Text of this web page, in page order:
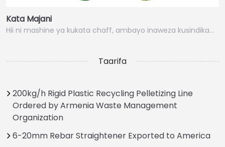
Kata Majani
Hii ni mashine ya kukata chaff, ambayo inaweza kusindika…
Taarifa
200kg/h Rigid Plastic Recycling Pelletizing Line
Ordered by Armenia Waste Management
Organization
6-20mm Rebar Straightener Exported to America